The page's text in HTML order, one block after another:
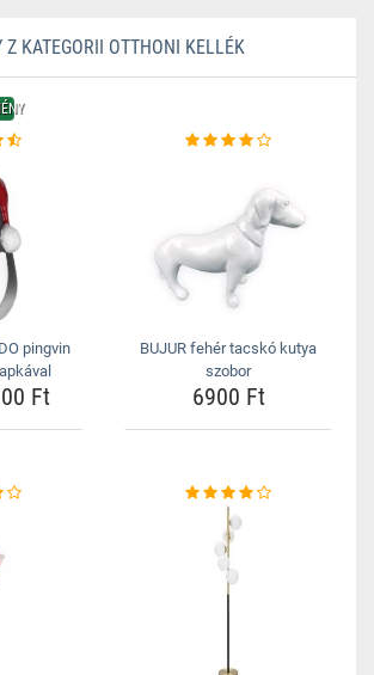
Z KATEGORII OTTHONI KELLÉK
pingvin
Ft
BUJUR fehér tacskó kutya
szobor
6900 Ft